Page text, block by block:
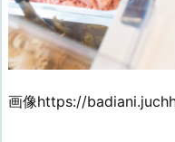
画像https://